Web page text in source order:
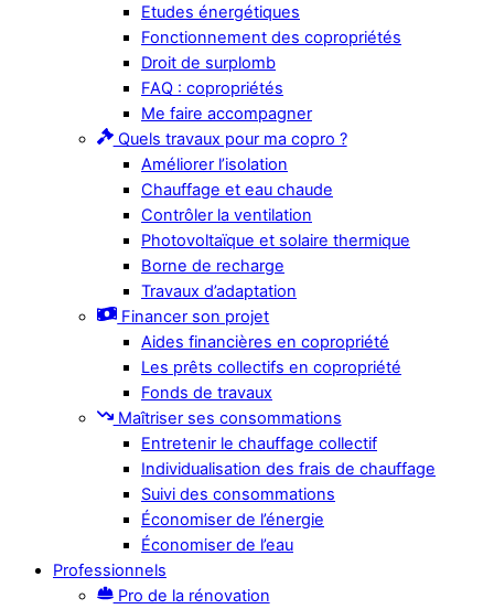
Etudes énergétiques
Fonctionnement des copropriétés
Droit de surplomb
FAQ : copropriétés
Me faire accompagner
Quels travaux pour ma copro ?
Améliorer l’isolation
Chauffage et eau chaude
Contrôler la ventilation
Photovoltaïque et solaire thermique
Borne de recharge
Travaux d’adaptation
Financer son projet
Aides financières en copropriété
Les prêts collectifs en copropriété
Fonds de travaux
Maîtriser ses consommations
Entretenir le chauffage collectif
Individualisation des frais de chauffage
Suivi des consommations
Économiser de l’énergie
Économiser de l’eau
Professionnels
Pro de la rénovation